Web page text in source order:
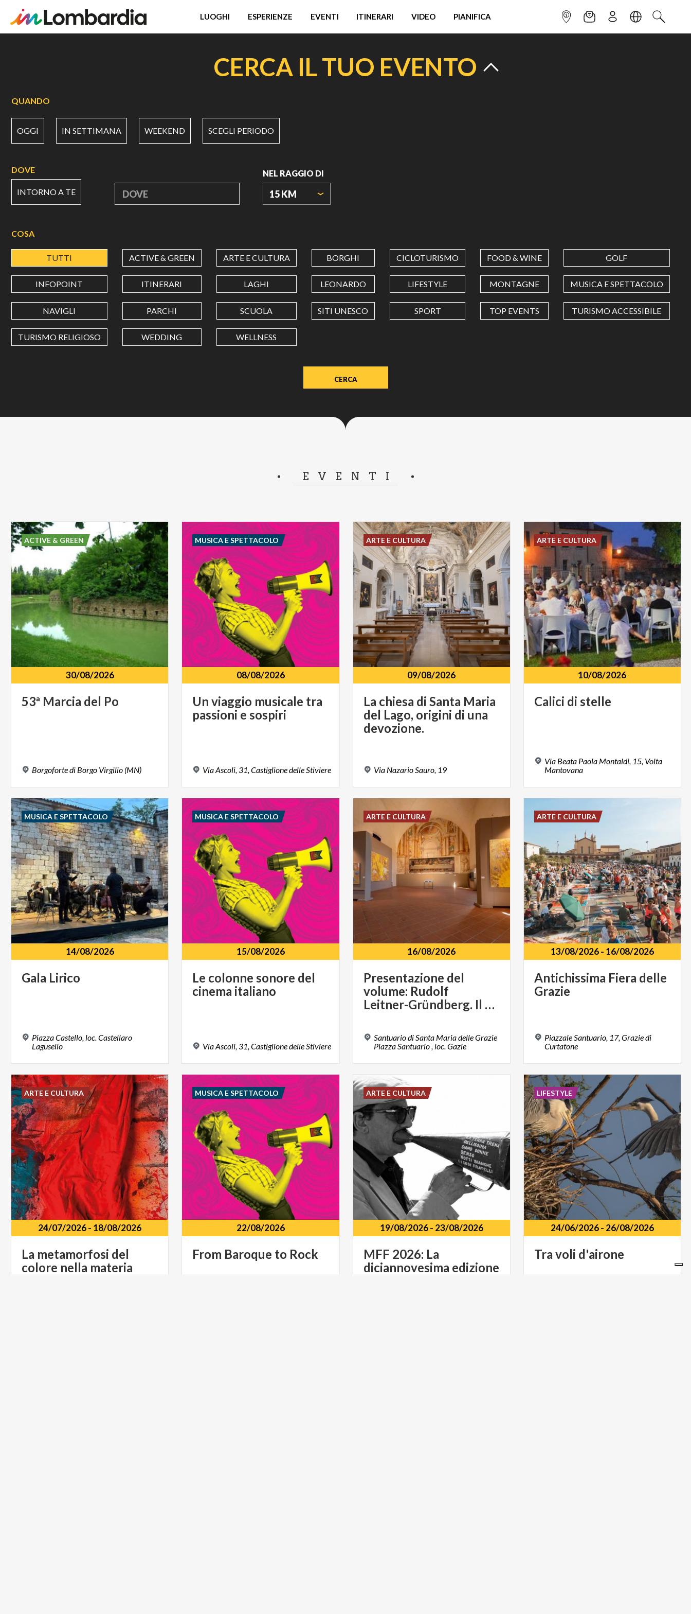
LUOGHI ESPERIENZE EVENTI ITINERARI VIDEO PIANIFICA INFOPOINTNEWSLETTER
ISCRIVITILINGUACERCA
CERCA IL TUO EVENTO
QUANDO
OGGI IN SETTIMANA WEEKEND SCEGLI PERIODO
DOVE
INTORNO A TE DOVE
NEL RAGGIO DI
15 KM
LONGITUDINE
dot
COSA
TUTTI ACTIVE & GREEN ARTE E CULTURA BORGHI CICLOTURISMO FOOD & WINE GOLF
INFOPOINT ITINERARI LAGHI LEONARDO LIFESTYLE MONTAGNE MUSICA E SPETTACOLO
NAVIGLI PARCHI SCUOLA SITI UNESCO SPORT TOP EVENTS TURISMO ACCESSIBILE
TURISMO RELIGIOSO WEDDING WELLNESS
EVENTI
30/08/2026
53ª Marcia del Po
Borgofortedi Borgo Virgilio (MN)
ACTIVE & GREEN
08/08/2026
Un viaggio musicale tra
passioni e sospiri
ViaAscoli, 31, Castiglionedelle Stiviere
MUSICA E SPETTACOLO
09/08/2026
La chiesa di Santa Maria
del Lago, origini di una
devozione.
Via Nazario Sauro, 19
ARTE E CULTURA
10/08/2026
Calici di stelle
Via Beata Paola Montaldi, 15, Volta
Mantovana
ARTE E CULTURA
14/08/2026
Gala Lirico
Piazza Castello, loc. Castellaro
Lagusello
MUSICA E SPETTACOLO
15/08/2026
Le colonne sonore del
cinema italiano
ViaAscoli, 31, Castiglionedelle Stiviere
MUSICA E SPETTACOLO
16/08/2026
Presentazione del
volume: Rudolf
Leitner-Gründberg. Il senso della grandezza
Santuario di Santa Maria delle Grazie
Piazza Santuario , loc. Gazie
ARTE E CULTURA
13/08/2026- 16/08/2026
Antichissima Fiera delle
Grazie
Piazzale Santuario, 17, Grazie di
Curtatone
ARTE E CULTURA
24/07/2026- 18/08/2026
La metamorfosi del
colore nella materia
ARTE E CULTURA
22/08/2026
From Baroque to Rock
MUSICA E SPETTACOLO
19/08/2026- 23/08/2026
MFF 2026: La
diciannovesima edizione
ARTE E CULTURA
24/06/2026- 26/08/2026
Tra voli d'airone
LIFESTYLE